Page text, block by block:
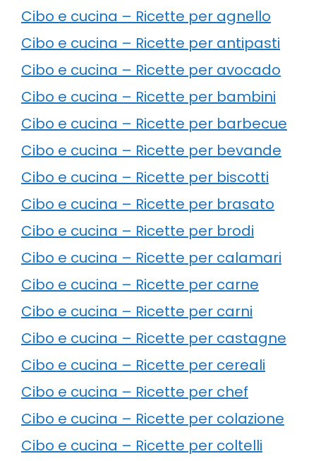
Cibo e cucina – Ricette per agnello
Cibo e cucina – Ricette per antipasti
Cibo e cucina – Ricette per avocado
Cibo e cucina – Ricette per bambini
Cibo e cucina – Ricette per barbecue
Cibo e cucina – Ricette per bevande
Cibo e cucina – Ricette per biscotti
Cibo e cucina – Ricette per brasato
Cibo e cucina – Ricette per brodi
Cibo e cucina – Ricette per calamari
Cibo e cucina – Ricette per carne
Cibo e cucina – Ricette per carni
Cibo e cucina – Ricette per castagne
Cibo e cucina – Ricette per cereali
Cibo e cucina – Ricette per chef
Cibo e cucina – Ricette per colazione
Cibo e cucina – Ricette per coltelli